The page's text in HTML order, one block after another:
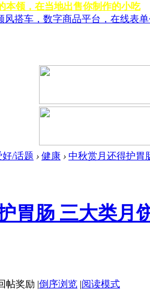
本领，在当地出售你制作的小吃
搭车，数字商品平台，在线表
好/话题 › 健康 › 中秋赏月还得护胃
胃肠 三大类月
|倒序浏览 |阅读模式